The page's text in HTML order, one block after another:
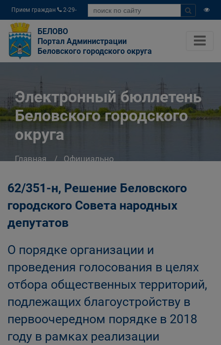
Прием граждан
2-29-
04
БЕЛОВО
Портал Администрации
Беловского городского округа
Электронный бюллетень
Беловского городского
округа
Главная
Официально
городского округа
62/351-н, Решение Беловского
городского Совета народных
депутатов
О порядке организации и
проведения голосования в целях
отбора общественных территорий,
подлежащих благоустройству в
первоочередном порядке в 2018
году в рамках реализации